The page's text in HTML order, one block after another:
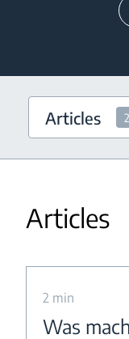
Articles 2
Articles
2 min
Was